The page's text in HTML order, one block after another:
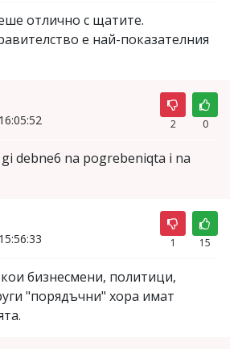
отлично с щатите.
е най-показателния
2 0
debne6 na pogrebeniqta i na
1 15
бизнесмени, политици,
"порядъчни" хора имат